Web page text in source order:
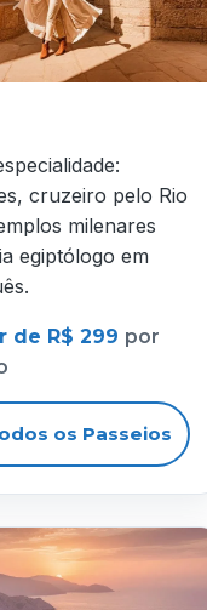
cruzeiro pelo Rio
milenares
egiptólogo em
de R$ 299 por
os Passeios